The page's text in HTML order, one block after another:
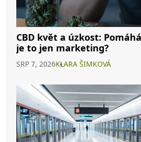
CBD květ a úzkost:
je to jen marketing?
SRP 7, 2026KLARA ŠIMKOVÁ